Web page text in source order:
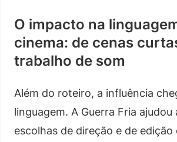
O impacto na
cinema: de cenas
trabalho de som
Além do roteiro, a influência
linguagem. A Guerra Fria
escolhas de direção e de edição